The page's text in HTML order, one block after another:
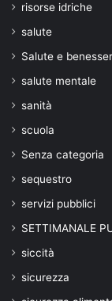
risorse idriche
salute
Salute e
salute mentale
sanità
scuola
Senza categoria
sequestro
servizi pubblici
SETTIMANALE
siccità
sicurezza